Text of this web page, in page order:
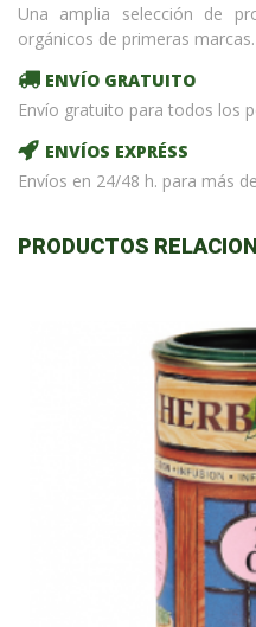
Una amplia selección de
orgánicos de primeras marcas.
ENVÍO GRATUITO
Envío gratuito para todos los
ENVÍOS EXPRÉSS
Envíos en 24/48 h. para más
PRODUCTOS